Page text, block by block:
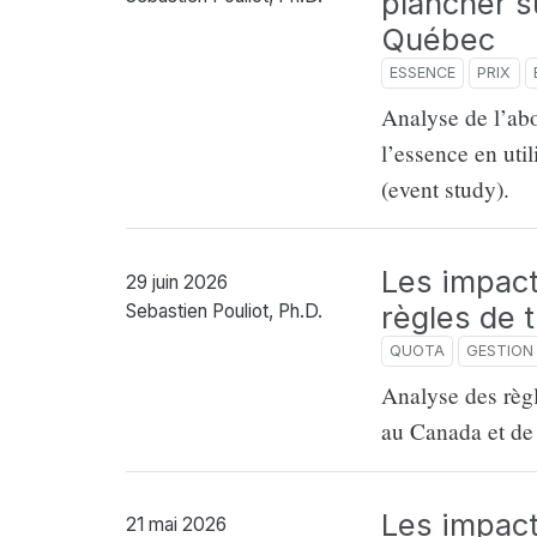
Québec
ESSENCE PRIX
Analyse de
l’essence en
(event study).
Les
règles de
QUOTA GESTION
Analyse des
au Canada et
29 juin 2026
Sebastien Pouliot, Ph.D.
Les
21 mai 2026